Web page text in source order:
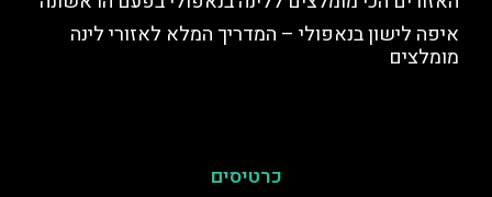
איפה לישון בנאפולי – המדריך המלא לאזורי לינה
מומלצים
כרטיסים